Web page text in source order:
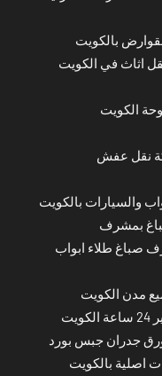
بالكويت
اثاث في الكويت
الكويت
نقل عفش
والسيارات بالكويت
بمشرف
صباغ طلاء ابواب
مدن الكويت
جدران جبس بورد
اصلية بالكويت